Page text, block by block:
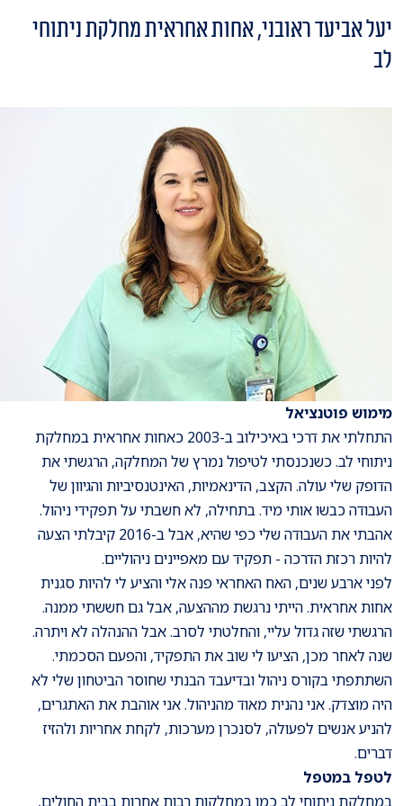
יעל אביעד ראובני, אחות אחראית מחלקת ניתוחי
לב
מימוש פוטנציאל
התחלתי את דרכי באיכילוב ב-2003 כאחות אחראית במחלקת
ניתוחי לב. כשנכנסתי לטיפול נמרץ של המחלקה, הרגשתי את
הדופק שלי עולה. הקצב, הדינאמיות, האינטנסיביות והגיוון של
העבודה כבשו אותי מיד. בתחילה, לא חשבתי על תפקידי ניהול.
אהבתי את העבודה שלי כפי שהיא, אבל ב-2016 קיבלתי הצעה
להיות רכזת הדרכה - תפקיד עם מאפיינים ניהוליים.
לפני ארבע שנים, האח האחראי פנה אלי והציע לי להיות סגנית
אחות אחראית. הייתי נרגשת מההצעה, אבל גם חששתי ממנה.
הרגשתי שזה גדול עליי, והחלטתי לסרב. אבל ההנהלה לא ויתרה.
שנה לאחר מכן, הציעו לי שוב את התפקיד, והפעם הסכמתי.
השתתפתי בקורס ניהול ובדיעבד הבנתי שחוסר הביטחון שלי לא
היה מוצדק. אני נהנית מאוד מהניהול. אני אוהבת את האתגרים,
להניע אנשים לפעולה, לסנכרן מערכות, לקחת אחריות ולהזיז
דברים.
לטפל במטפל
במחלקת ניתוחי לב כמו במחלקות רבות אחרות בבית החולים,